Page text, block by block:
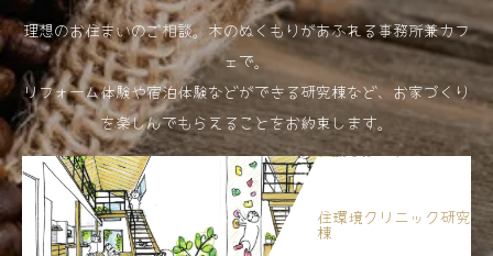
理想のお住まいのご相談。木のぬくもりがあふれる事務所兼カフ
ェで。
リフォーム体験や宿泊体験などができる研究棟など、お家づくり
を楽しんでもらえることをお約束します。
住環境クリニック研究
棟